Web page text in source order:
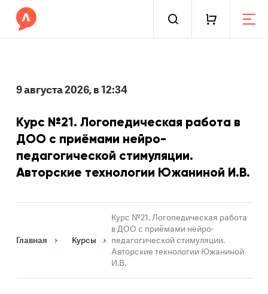
9 августа 2026, в 12:34
Курс №21. Логопедическая работа в
ДОО с приёмами нейро-
педагогической стимуляции.
Авторские технологии Южаниной И.В.
Главная Курсы
Курс №21. Логопедическая работа
в ДОО с приёмами нейро-
педагогической стимуляции.
Авторские технологии Южаниной
И.В.